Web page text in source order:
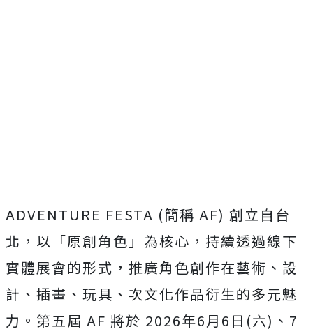
ADVENTURE FESTA (簡稱 AF) 創立自台
北，以「原創角色」為核心， 持續透過線下
實體展會的形式，推廣角色創作在藝術、設
計、插畫、 玩具、次文化作品衍生的多元魅
力。第五屆 AF 將於 2026年6月6日(六)、7